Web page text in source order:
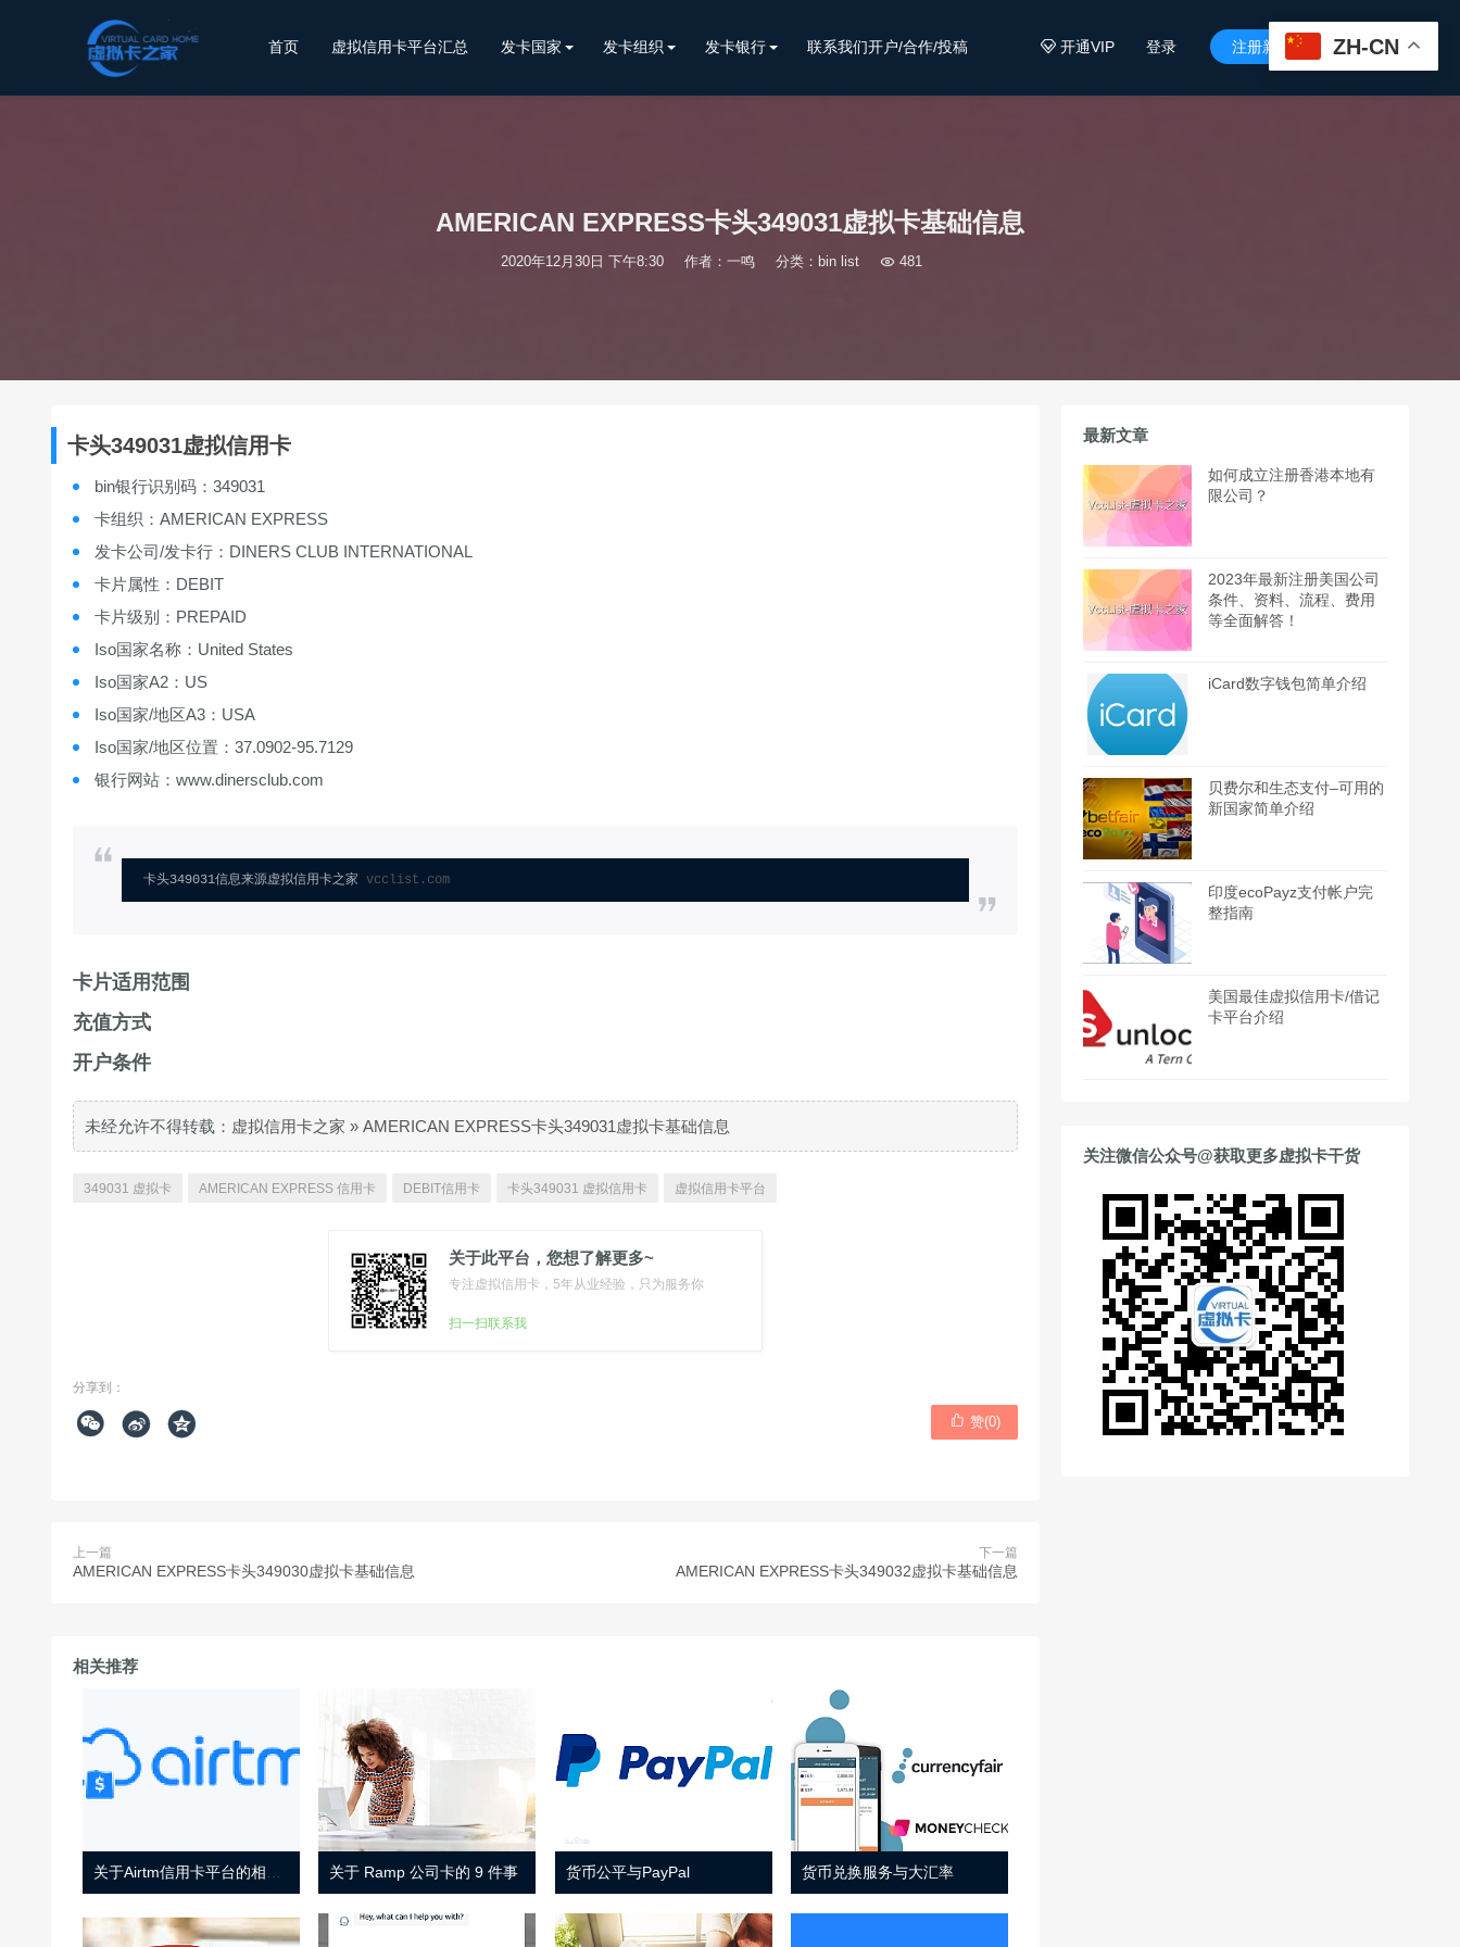
开通VIP 登录 注册新用户 
首页 虚拟信用卡平台汇总 发卡国家 发卡组织 发卡银行 联系我们开户/合作/投稿
AMERICAN EXPRESS卡头349031虚拟卡基础信息
2020年12月30日 下午8:30 作者：一鸣 分类： bin list  481
卡头349031虚拟信用卡
bin银行识别码：349031
卡组织：AMERICAN EXPRESS
发卡公司/发卡行：DINERS CLUB INTERNATIONAL
卡片属性：DEBIT
卡片级别：PREPAID
Iso国家名称：United States
Iso国家A2：US
Iso国家/地区A3：USA
Iso国家/地区位置：37.0902-95.7129
银行网站：www.dinersclub.com
卡头349031信息来源虚拟信用卡之家 vcclist.com
卡片适用范围
充值方式
开户条件
未经允许不得转载： 虚拟信用卡之家 » AMERICAN EXPRESS卡头349031虚拟卡基础信息
349031 虚拟卡 AMERICAN EXPRESS 信用卡 DEBIT信用卡 卡头349031 虚拟信用卡 虚拟信用卡平台
关于此平台，您想了解更多~
专注虚拟信用卡，5年从业经验，只为服务你
扫一扫联系我
分享到：
    赞(0)
上一篇
AMERICAN EXPRESS卡头349030虚拟卡基础信息
下一篇
AMERICAN EXPRESS卡头349032虚拟卡基础信息
相关推荐
关于 Ramp 公司卡的 9 件事 货币公平与PayPal 货币兑换服务与大汇率
最新文章
如何成立注册香港本地有
限公司？
2023年最新注册美国公司
条件、资料、流程、费用
等全面解答！
iCard数字钱包简单介绍
贝费尔和生态支付–可用的
新国家简单介绍
印度ecoPayz支付帐户完
整指南
美国最佳虚拟信用卡/借记
卡平台介绍
关注微信公众号@获取更多虚拟卡干货
ZH-CN